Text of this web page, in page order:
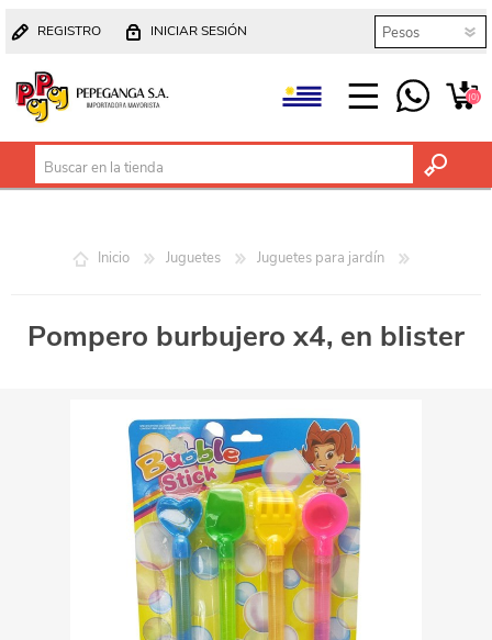
REGISTRO INICIAR SESIÓN
(0)
Inicio Juguetes Juguetes para jardín
Pompero burbujero x4, en blister